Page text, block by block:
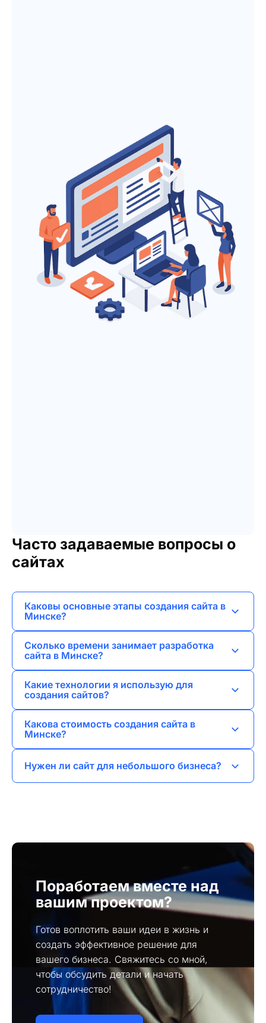
Часто задаваемые вопросы о
сайтах
Каковы основные этапы создания сайта в
Минске?
требований, разработку дизайна,
также последующее SEO-продвижение.
Сколько времени занимает разработка
сайта в Минске?
проекта, но обычно это занимает от 2 до 8
Какие технологии я использую для
создания сайтов?
включая HTML, CSS, JavaScript, PHP, а также
Какова стоимость создания сайта в
Минске?
требований проекта, но я предлагаю
конкурентные цены, соответствующие
Нужен ли сайт для небольшого бизнеса?
Поработаем вместе над
вашим проектом?
Готов воплотить ваши идеи в жизнь и
создать эффективное решение для
вашего бизнеса. Свяжитесь со мной,
чтобы обсудить детали и начать
сотрудничество!